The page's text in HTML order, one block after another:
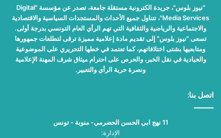
"نيوز بلوس"، جريدة الكترونية مستقلة جامعة، تصدر عن مؤسسة "Digital
Media Services"، تتناول جميع الأحداث والمستجدات السياسية والاقتصادية
والاجتماعية والرياضية والثقافية التي تهم الرأي العام التونسي بدرجة أولى.
تسعى "نيوز بلوس" إلى تقديم مادة إعلامية مميزة ترقى لتطلعات جمهورها
ومتابعيها بشتى اختلافاتهم، كما تعتمد في خطها التحريري على الموضوعية
والحيادية في نقل الخبر، والحرص على احترام ميثاق شرف المهنة الإعلامية
ونصرة حرية الرأي والتعبير.
اتصل بنا:
11 نهج ابي الحسن الحضرمي- منوبة - تونس
الإدارة: